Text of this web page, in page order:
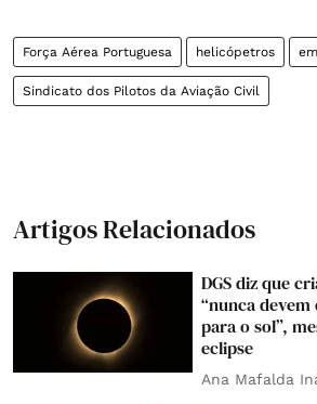
Força Aérea Portuguesa helicópetros
Sindicato dos Pilotos da Aviação Civil
Artigos Relacionados
DGS diz que
“nunca
para o sol”,
eclipse
Ana Mafalda